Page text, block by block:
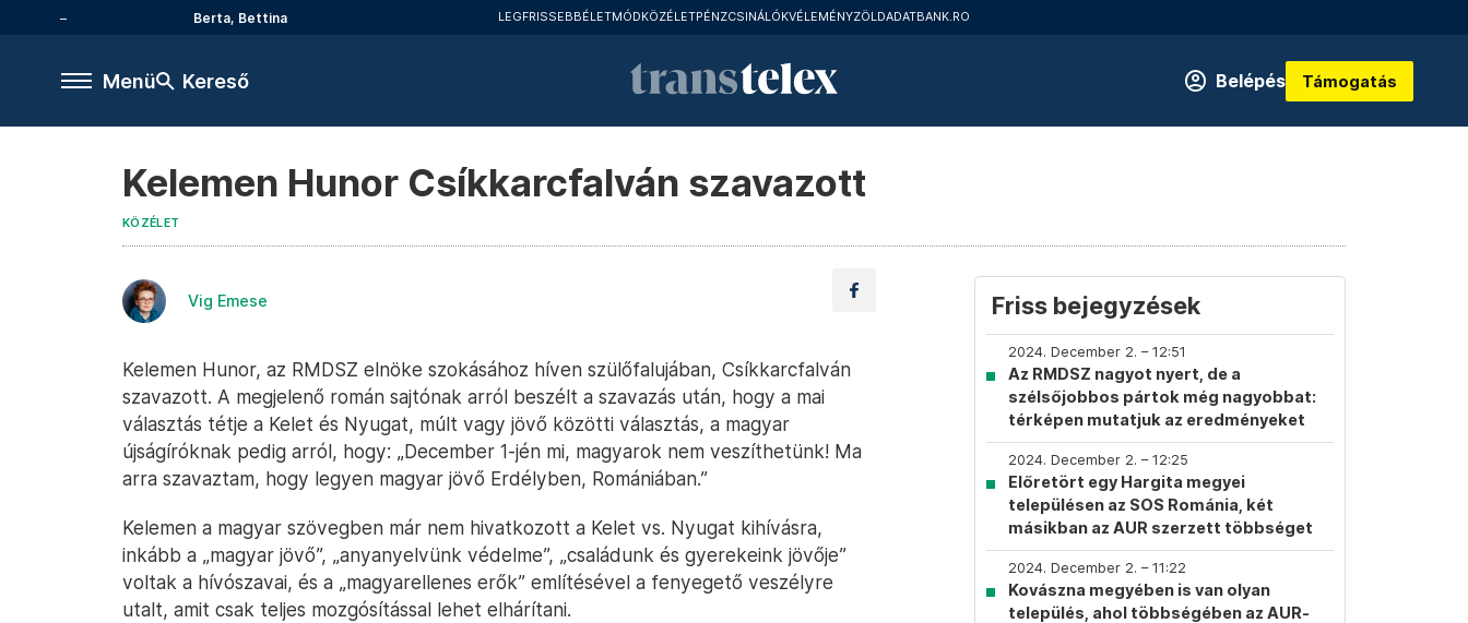
Berta, Bettina LEGFRISSEBBÉLETMÓDKÖZÉLETPÉNZCSINÁLÓKVÉLEMÉNYZÖLDADATBANK.RO
Menü Kereső Belépés Támogatás
Kelemen Hunor Csíkkarcfalván szavazott
KÖZÉLET
Vig Emese
Kelemen Hunor, az RMDSZ elnöke szokásához híven szülőfalujában, Csíkkarcfalván
szavazott. A megjelenő román sajtónak arról beszélt a szavazás után, hogy a mai
választás tétje a Kelet és Nyugat, múlt vagy jövő közötti választás, a magyar
újságíróknak pedig arról, hogy: „December 1-jén mi, magyarok nem veszíthetünk! Ma
arra szavaztam, hogy legyen magyar jövő Erdélyben, Romániában.”
Kelemen a magyar szövegben már nem hivatkozott a Kelet vs. Nyugat kihívásra,
inkább a „magyar jövő”, „anyanyelvünk védelme”, „családunk és gyerekeink jövője”
voltak a hívószavai, és a „magyarellenes erők” említésével a fenyegető veszélyre
utalt, amit csak teljes mozgósítással lehet elhárítani.
Friss bejegyzések
2024. December 2. – 12:51
Az RMDSZ nagyot nyert, de a
szélsőjobbos pártok még nagyobbat:
térképen mutatjuk az eredményeket
2024. December 2. – 12:25
Előretört egy Hargita megyei
településen az SOS Románia, két
másikban az AUR szerzett többséget
2024. December 2. – 11:22
Kovászna megyében is van olyan
település, ahol többségében az AUR-